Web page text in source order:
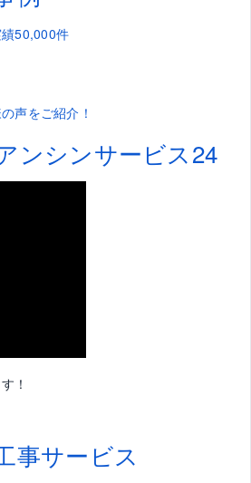
50,000件
声をご紹介！
！